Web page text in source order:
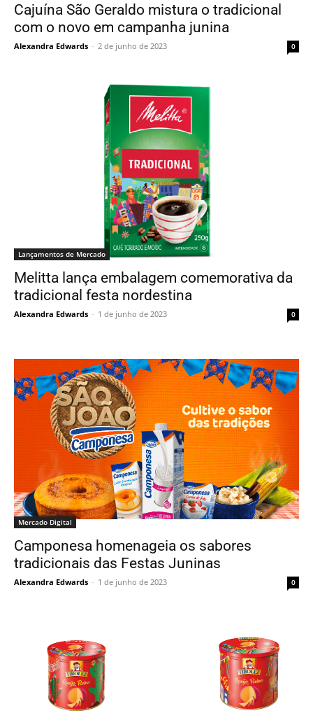
Cajuína São Geraldo mistura o tradicional
com o novo em campanha junina
Alexandra Edwards - 2 de junho de 2023 0
Lançamentos de Mercado
Melitta lança embalagem comemorativa da
tradicional festa nordestina
Alexandra Edwards - 1 de junho de 2023 0
Mercado Digital
Camponesa homenageia os sabores
tradicionais das Festas Juninas
Alexandra Edwards - 1 de junho de 2023 0